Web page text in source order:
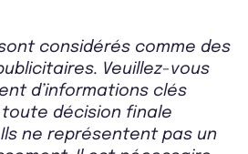
considérés comme des
Veuillez-vous
d’informations clés
décision finale
ne représentent pas un